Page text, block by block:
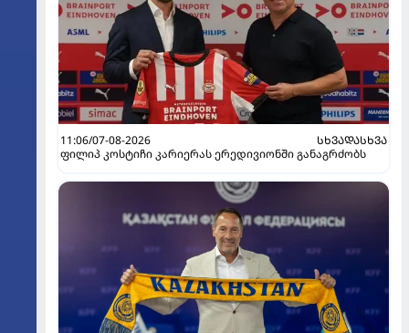
11:06/07-08-2026
ᲡᲮᲕᲐᲓᲐᲡᲮᲕᲐ
ფილიპ კოსტიჩი კარიერას ერედივიონში განაგრძობს